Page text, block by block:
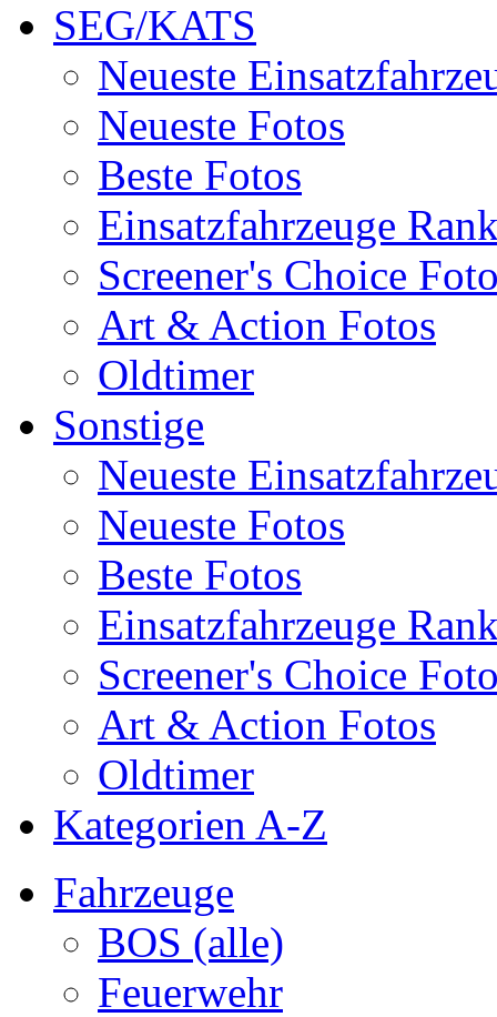
SEG/KATS
Neueste
Neueste Fotos
Beste Fotos
Einsatzfahrzeuge
Screener's Choice
Art & Action Fotos
Oldtimer
Sonstige
Neueste
Neueste Fotos
Beste Fotos
Einsatzfahrzeuge
Screener's Choice
Art & Action Fotos
Oldtimer
Kategorien A-Z
Fahrzeuge
BOS (alle)
Feuerwehr